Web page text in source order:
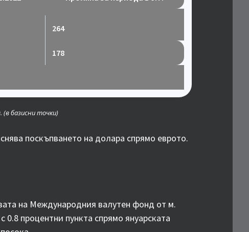
264
178
базисни точки)
поскъпването на долара спрямо еврото.
на Международния валутен фонд от м.
процентни пункта спрямо януарската